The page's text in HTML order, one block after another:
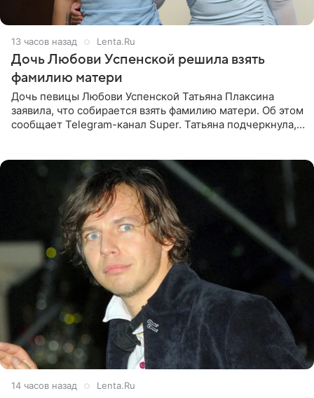
13 часов назад Lenta.Ru
Дочь Любови Успенской решила взять
фамилию матери
Дочь певицы Любови Успенской Татьяна Плаксина
заявила, что собирается взять фамилию матери. Об этом
сообщает Telegram-канал Super. Татьяна подчеркнула,
14 часов назад Lenta.Ru